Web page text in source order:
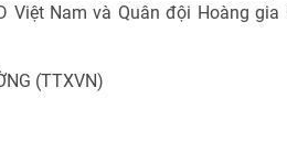
Việt Nam và Quân đội Hoàng gia
(TTXVN)